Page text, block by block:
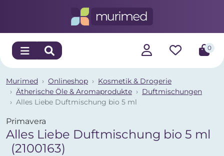
0
Murimed Onlineshop
Kosmetik & Drogerie
Ätherische Öle & Aromaprodukte
Duftmischungen
Alles Liebe Duftmischung bio 5 ml
Primavera
Alles Liebe Duftmischung bio 5 ml
(2100163)